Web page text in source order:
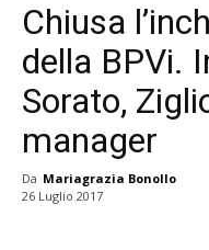
Chiusa
della BPVi.
Sorato,
manager
Da Mariagrazia Bonollo
26 Luglio 2017